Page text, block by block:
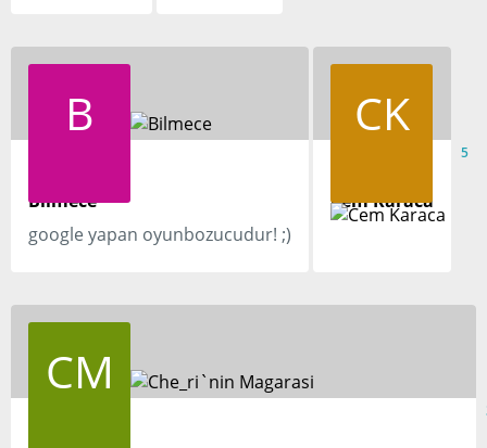
B
Bilmece
google yapan oyunbozucudur! ;)
CK
5
Cem Karaca
CM